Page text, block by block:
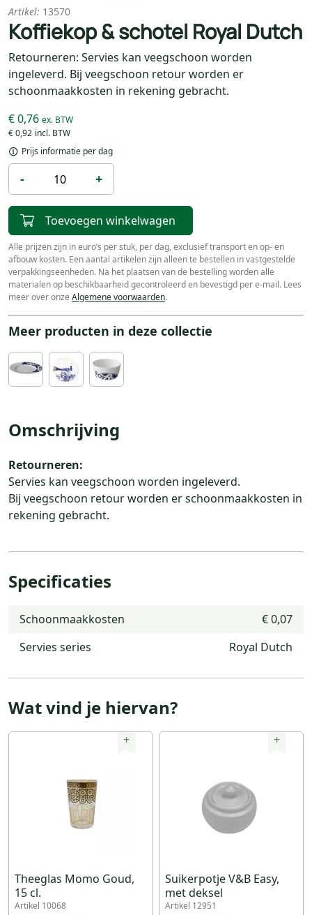
Artikel: 13570
Koffiekop & schotel Royal Dutch
Retourneren: Servies kan veegschoon worden
ingeleverd. Bij veegschoon retour worden er
schoonmaakkosten in rekening gebracht.
€ 0,92
€ 0,76
Prijs informatie per dag
- +
Toevoegen winkelwagen
Alle prijzen zijn in euro’s per stuk, per dag, exclusief transport en op- en
afbouw kosten. Een aantal artikelen zijn alleen te bestellen in vastgestelde
verpakkingseenheden. Na het plaatsen van de bestelling worden alle
materialen op beschikbaarheid gecontroleerd en bevestigd per e-mail. Lees
meer over onze Algemene voorwaarden.
Meer producten in deze collectie
Omschrijving
Retourneren:
Servies kan veegschoon worden ingeleverd.
Bij veegschoon retour worden er schoonmaakkosten in
rekening gebracht.
Specificaties
Schoonmaakkosten
€ 0,07
Servies series
Royal Dutch
Wat vind je hiervan?
+
Theeglas Momo Goud,
15 cl.
Artikel 10068
+
Suikerpotje V&B Easy,
met deksel
Artikel 12951